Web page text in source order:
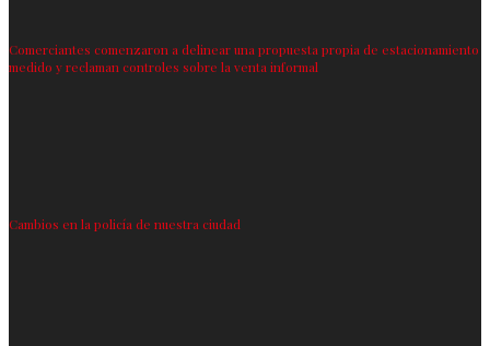
Comerciantes comenzaron a delinear una propuesta propia de estacionamiento
medido y reclaman controles sobre la venta informal
Cambios en la policía de nuestra ciudad